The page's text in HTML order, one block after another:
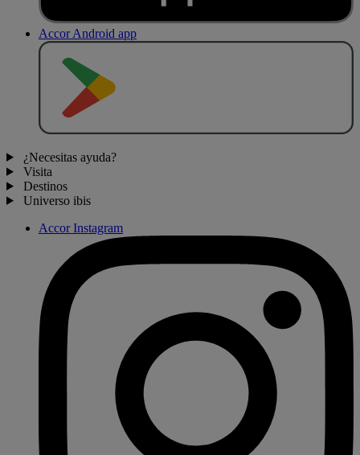
Accor Android app
¿Necesitas ayuda?
Visita
Destinos
Universo ibis
Accor Instagram